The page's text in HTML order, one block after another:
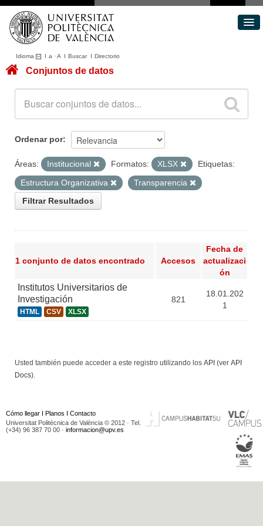
Idioma I a ·A I BuscarI Directorio
Conjuntos de datos
Acerca de
Portal de Transparencia
Conjuntos de datos
Ordenar por
Áreas: Institucional Formatos: XLSX
Etiquetas:
Estructura Organizativa
Transparencia
Filtrar Resultados
1 conjunto de datos encontrado Accesos
Fecha de
actualizaci
ón
Institutos Universitarios de
Investigación
HTML CSV XLSX
821
18.01.202
1
Usted también puede acceder a este registro utilizando los API (ver API
Docs).
Cómo llegar I Planos I Contacto
Universitat Politècnica de València © 2012 · Tel.
(+34) 96 387 70 00 · informacion@upv.es